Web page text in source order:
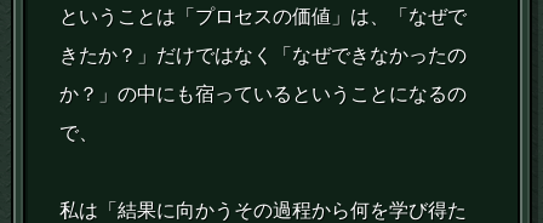
ということは「プロセスの価値」は、「なぜで
きたか？」だけではなく「なぜできなかったの
か？」の中にも宿っているということになるの
で、
私は「結果に向かうその過程から何を学び得た